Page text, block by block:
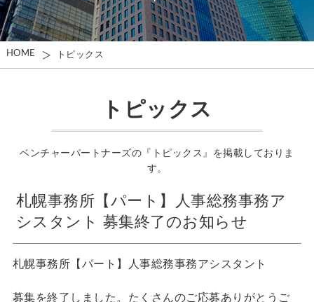
HOME トピックス
トピックス
ベンチャーパートナーズの『トピックス』を掲載しておりま
す。
札幌事務所【パート】人事総務事務ア
シスタント 募集終了のお知らせ
札幌事務所【パート】人事総務事務アシスタント
募集を終了しました。たくさんのご応募ありがとうご